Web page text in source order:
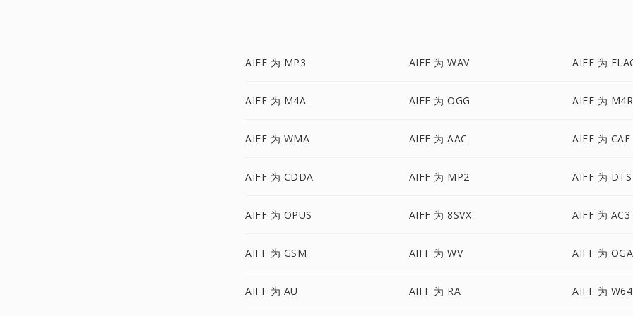
AIFF 为 MP3 AIFF 为 WAV AIFF 为
AIFF 为 M4A AIFF 为 OGG AIFF 为 M4R
AIFF 为 WMA AIFF 为 AAC AIFF 为 CAF
AIFF 为 CDDA AIFF 为 MP2 AIFF 为 DTS
AIFF 为 OPUS AIFF 为 8SVX AIFF 为 AC3
AIFF 为 GSM AIFF 为 WV AIFF 为 OGA
AIFF 为 AU AIFF 为 RA AIFF 为 W64